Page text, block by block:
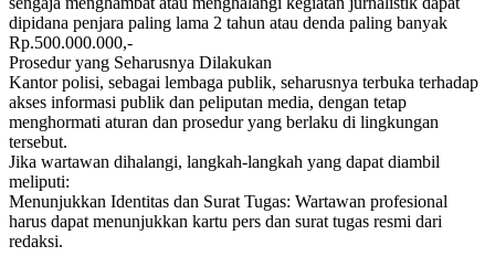
dipidana penjara paling lama 2 tahun atau denda paling banyak
Rp.500.000.000,-
Prosedur yang Seharusnya Dilakukan
Kantor polisi, sebagai lembaga publik, seharusnya terbuka terhadap
akses informasi publik dan peliputan media, dengan tetap
menghormati aturan dan prosedur yang berlaku di lingkungan
tersebut.
Jika wartawan dihalangi, langkah-langkah yang dapat diambil
meliputi:
Menunjukkan Identitas dan Surat Tugas: Wartawan profesional
harus dapat menunjukkan kartu pers dan surat tugas resmi dari
redaksi.